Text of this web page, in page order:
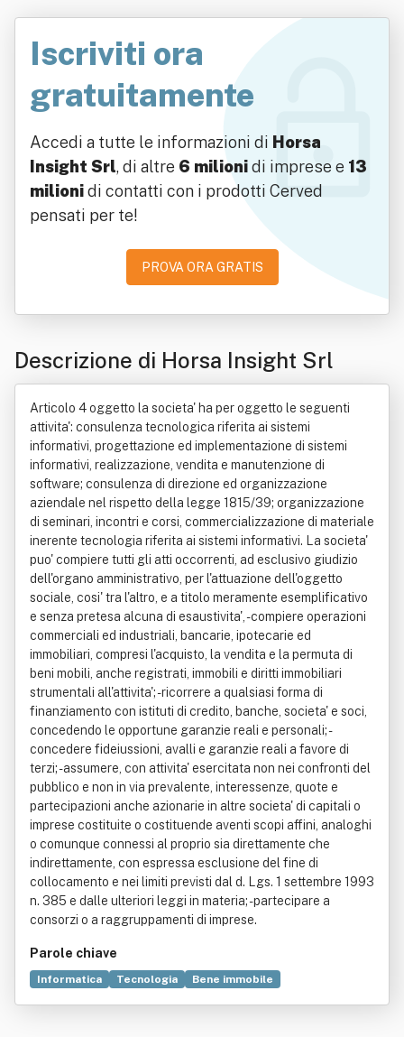
Iscriviti ora
gratuitamente
Accedi a tutte le informazioni di Horsa
Insight Srl, di altre 6 milionidi imprese e 13
milionidi contatti con i prodotti Cerved
pensati per te!
PROVA ORA GRATIS
Descrizione di Horsa Insight Srl
Articolo 4 oggetto la societa' ha per oggetto le seguenti
attivita': consulenza tecnologica riferita ai sistemi
informativi, progettazione ed implementazione di sistemi
informativi, realizzazione, vendita e manutenzione di
software; consulenza di direzione ed organizzazione
aziendale nel rispetto della legge 1815/39; organizzazione
di seminari, incontri e corsi, commercializzazione di materiale
inerente tecnologia riferita ai sistemi informativi. La societa'
puo' compiere tutti gli atti occorrenti, ad esclusivo giudizio
dell'organo amministrativo, per l'attuazione dell'oggetto
sociale, cosi' tra l'altro, e a titolo meramente esemplificativo
e senza pretesa alcuna di esaustivita', - compiere operazioni
commerciali ed industriali, bancarie, ipotecarie ed
immobiliari, compresi l'acquisto, la vendita e la permuta di
beni mobili, anche registrati, immobili e diritti immobiliari
strumentali all'attivita'; - ricorrere a qualsiasi forma di
finanziamento con istituti di credito, banche, societa' e soci,
concedendo le opportune garanzie reali e personali; -
concedere fideiussioni, avalli e garanzie reali a favore di
terzi; - assumere, con attivita' esercitata non nei confronti del
pubblico e non in via prevalente, interessenze, quote e
partecipazioni anche azionarie in altre societa' di capitali o
imprese costituite o costituende aventi scopi affini, analoghi
o comunque connessi al proprio sia direttamente che
indirettamente, con espressa esclusione del fine di
collocamento e nei limiti previsti dal d. Lgs. 1 settembre 1993
n. 385 e dalle ulteriori leggi in materia; - partecipare a
consorzi o a raggruppamenti di imprese.
Parole chiave
Informatica Tecnologia
Bene immobile